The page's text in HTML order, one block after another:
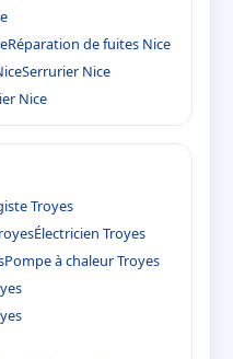
Réparation de fuites Nice
Serrurier Nice
Nice
Troyes
Électricien Troyes
Pompe à chaleur Troyes